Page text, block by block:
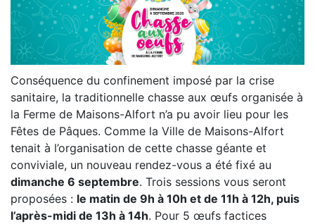
Conséquence du confinement imposé par la crise
sanitaire, la traditionnelle chasse aux œufs organisée à
la Ferme de Maisons-Alfort n’a pu avoir lieu pour les
Fêtes de Pâques. Comme la Ville de Maisons-Alfort
tenait à l’organisation de cette chasse géante et
conviviale, un nouveau rendez-vous a été fixé au
dimanche 6 septembre. Trois sessions vous seront
proposées : le matin de 9h à 10h et de 11h à 12h, puis
l’après-midi de 13h à 14h. Pour 5 œufs factices